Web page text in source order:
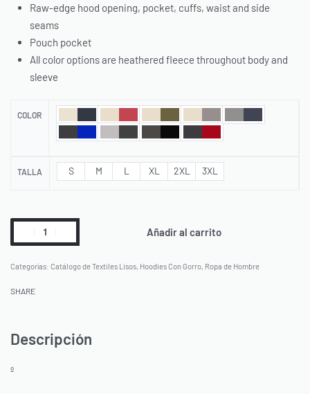
Raw-edge hood opening, pocket, cuffs, waist and side
seams
Pouch pocket
All color options are heathered fleece throughout body and
sleeve
COLOR
TALLA S M L XL 2XL 3XL
Añadir al carrito
Categorías: Catálogo de Textiles Lisos, Hoodies Con Gorro, Ropa de Hombre
SHARE
Descripción
º